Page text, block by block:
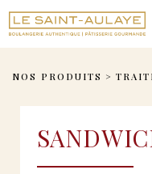
NOS PRODUITS >